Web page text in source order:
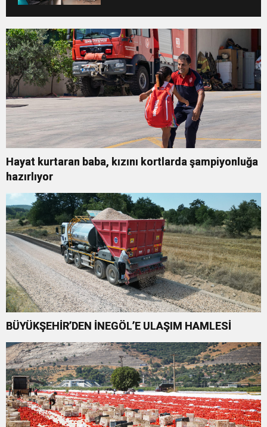
Hayat kurtaran baba, kızını kortlarda şampiyonluğa
hazırlıyor
BÜYÜKŞEHİR’DEN İNEGÖL’E ULAŞIM HAMLESİ